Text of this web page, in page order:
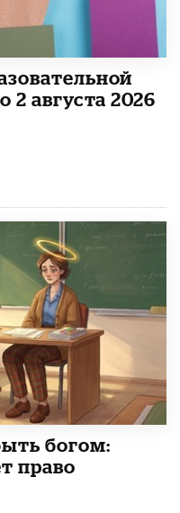
2 августа 2026
богом:
право